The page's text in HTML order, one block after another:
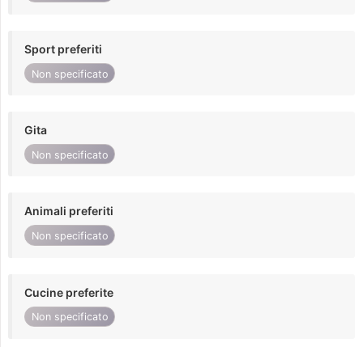
Sport preferiti
Non specificato
Gita
Non specificato
Animali preferiti
Non specificato
Cucine preferite
Non specificato